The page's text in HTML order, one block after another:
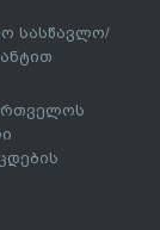
სასწავლო/